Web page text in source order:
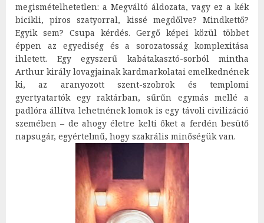
megismételhetetlen: a Megváltó áldozata, vagy ez a kék
bicikli, piros szatyorral, kissé megdőlve? Mindkettő?
Egyik sem? Csupa kérdés. Gergő képei közül többet
éppen az egyediség és a sorozatosság komplexitása
ihletett. Egy egyszerű kabátakasztó-sorból mintha
Arthur király lovagjainak kardmarkolatai emelkednének
ki, az aranyozott szent-szobrok és templomi
gyertyatartók egy raktárban, sűrűn egymás mellé a
padlóra állítva lehetnének lomok is egy távoli civilizáció
szemében – de ahogy életre kelti őket a ferdén besütő
napsugár, egyértelmű, hogy szakrális minőségük van.